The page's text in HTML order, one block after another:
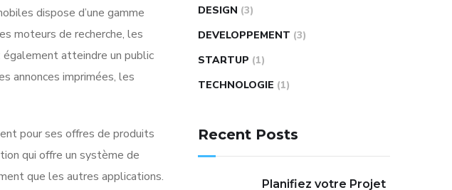
dispose d’une gamme
moteurs de recherche, les
également atteindre un public
annonces imprimées, les
pour ses offres de produits
qui offre un système de
que les autres applications.
DESIGN (3)
DEVELOPPEMENT (3)
STARTUP (1)
TECHNOLOGIE (1)
Recent Posts
Planifiez votre Projet